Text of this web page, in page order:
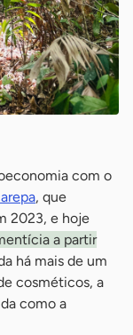
com o
, que
2023, e hoje
a partir
há mais de um
cosméticos, a
como a